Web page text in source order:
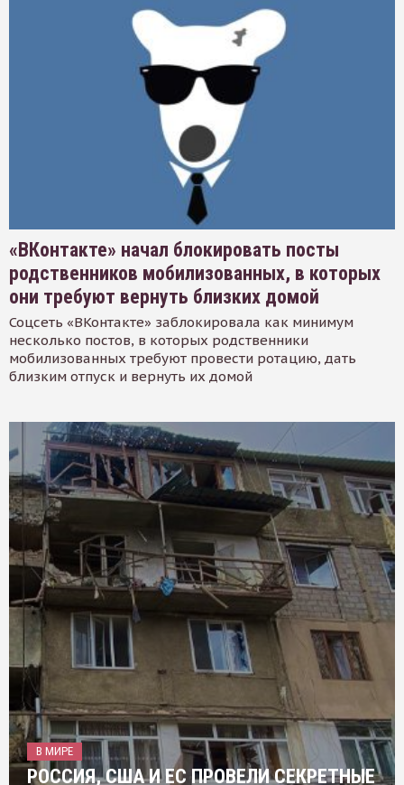
«ВКонтакте» начал блокировать посты
родственников мобилизованных, в которых
они требуют вернуть близких домой
Соцсеть «ВКонтакте» заблокировала как минимум
несколько постов, в которых родственники
мобилизованных требуют провести ротацию, дать
близким отпуск и вернуть их домой
В МИРЕ
РОССИЯ, США И ЕС ПРОВЕЛИ СЕКРЕТНЫЕ